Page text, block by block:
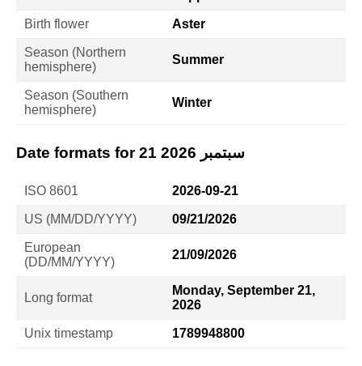
Birth flower Aster
Season (Northern
hemisphere)
Summer
Season (Southern
hemisphere)
Winter
Date formats for 21 سبتمبر 2026
ISO 8601 2026-09-21
US (MM/DD/YYYY) 09/21/2026
European
(DD/MM/YYYY)
21/09/2026
Long format
Monday, September 21,
2026
Unix timestamp 1789948800